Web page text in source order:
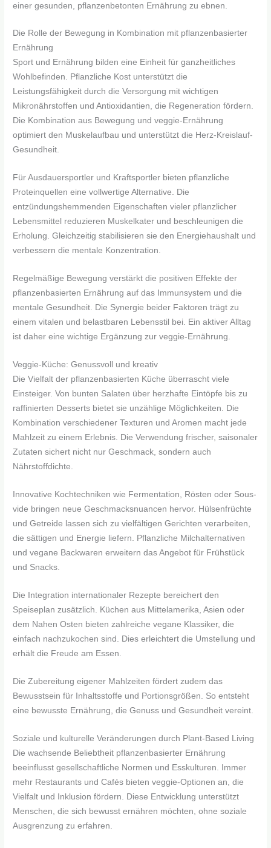
einer gesunden, pflanzenbetonten Ernährung zu ebnen.
Die Rolle der Bewegung in Kombination mit pflanzenbasierter
Ernährung
Sport und Ernährung bilden eine Einheit für ganzheitliches
Wohlbefinden. Pflanzliche Kost unterstützt die
Leistungsfähigkeit durch die Versorgung mit wichtigen
Mikronährstoffen und Antioxidantien, die Regeneration fördern.
Die Kombination aus Bewegung und veggie-Ernährung
optimiert den Muskelaufbau und unterstützt die Herz-Kreislauf-
Gesundheit.
Für Ausdauersportler und Kraftsportler bieten pflanzliche
Proteinquellen eine vollwertige Alternative. Die
entzündungshemmenden Eigenschaften vieler pflanzlicher
Lebensmittel reduzieren Muskelkater und beschleunigen die
Erholung. Gleichzeitig stabilisieren sie den Energiehaushalt und
verbessern die mentale Konzentration.
Regelmäßige Bewegung verstärkt die positiven Effekte der
pflanzenbasierten Ernährung auf das Immunsystem und die
mentale Gesundheit. Die Synergie beider Faktoren trägt zu
einem vitalen und belastbaren Lebensstil bei. Ein aktiver Alltag
ist daher eine wichtige Ergänzung zur veggie-Ernährung.
Veggie-Küche: Genussvoll und kreativ
Die Vielfalt der pflanzenbasierten Küche überrascht viele
Einsteiger. Von bunten Salaten über herzhafte Eintöpfe bis zu
raffinierten Desserts bietet sie unzählige Möglichkeiten. Die
Kombination verschiedener Texturen und Aromen macht jede
Mahlzeit zu einem Erlebnis. Die Verwendung frischer, saisonaler
Zutaten sichert nicht nur Geschmack, sondern auch
Nährstoffdichte.
Innovative Kochtechniken wie Fermentation, Rösten oder Sous-
vide bringen neue Geschmacksnuancen hervor. Hülsenfrüchte
und Getreide lassen sich zu vielfältigen Gerichten verarbeiten,
die sättigen und Energie liefern. Pflanzliche Milchalternativen
und vegane Backwaren erweitern das Angebot für Frühstück
und Snacks.
Die Integration internationaler Rezepte bereichert den
Speiseplan zusätzlich. Küchen aus Mittelamerika, Asien oder
dem Nahen Osten bieten zahlreiche vegane Klassiker, die
einfach nachzukochen sind. Dies erleichtert die Umstellung und
erhält die Freude am Essen.
Die Zubereitung eigener Mahlzeiten fördert zudem das
Bewusstsein für Inhaltsstoffe und Portionsgrößen. So entsteht
eine bewusste Ernährung, die Genuss und Gesundheit vereint.
Soziale und kulturelle Veränderungen durch Plant-Based Living
Die wachsende Beliebtheit pflanzenbasierter Ernährung
beeinflusst gesellschaftliche Normen und Esskulturen. Immer
mehr Restaurants und Cafés bieten veggie-Optionen an, die
Vielfalt und Inklusion fördern. Diese Entwicklung unterstützt
Menschen, die sich bewusst ernähren möchten, ohne soziale
Ausgrenzung zu erfahren.